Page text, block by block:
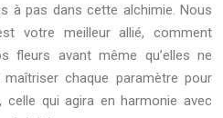
à pas dans cette alchimie. Nous
votre meilleur allié, comment
fleurs avant même qu’elles ne
chaque paramètre pour
celle qui agira en harmonie avec